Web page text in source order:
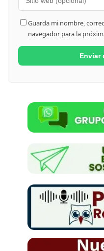
Guarda mi nombre,
navegador para la